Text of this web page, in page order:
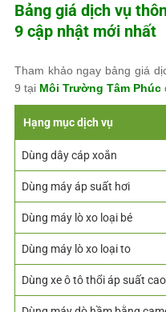
Bảng giá dịch vụ
9 cập nhật mới nhất
Tham khảo ngay bảng giá
9 tại Môi Trường Tâm Phúc
Hạng mục dịch vụ
Dùng dây cáp xoắn
Dùng máy áp suất hơi
Dùng máy lò xo loại bé
Dùng máy lò xo loại to
Dùng xe ô tô thổi áp suất cao